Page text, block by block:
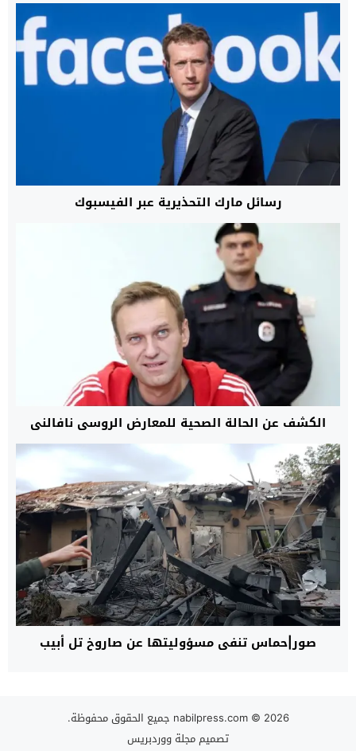
رسائل مارك التحذيرية عبر الفيسبوك
الكشف عن الحالة الصحية للمعارض الروسي نافالني
صور|حماس تنفي مسؤوليتها عن صاروخ تل أبيب
nabilpress.com© 2026 جميع الحقوق محفوظة.
تصميممجلة ووردبريس